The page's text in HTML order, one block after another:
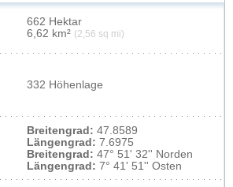
662 Hektar
6,62 km² (2,56 sq mi)
332 Höhenlage
Breitengrad: 47.8589
Längengrad: 7.6975
Breitengrad: 47° 51' 32'' Norden
Längengrad: 7° 41' 51'' Osten